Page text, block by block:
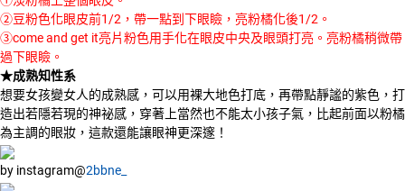
②豆粉色化眼皮前1/2，帶一點到下眼瞼，亮粉橘化後1/2。
③come and get it亮片粉色用手化在眼皮中央及眼頭打亮。亮粉橘稍微帶
過下眼瞼。
★成熟知性系
想要女孩變女人的成熟感，可以用裸大地色打底，再帶點靜謐的紫色，打
造出若隱若現的神祕感，穿著上當然也不能太小孩子氣，比起前面以粉橘
為主調的眼妝，這款還能讓眼神更深邃！
by instagram@2bbne_